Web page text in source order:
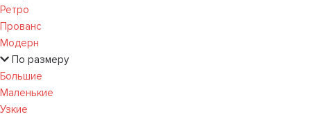
Ретро
Прованс
Модерн
По размеру
Большие
Маленькие
Узкие